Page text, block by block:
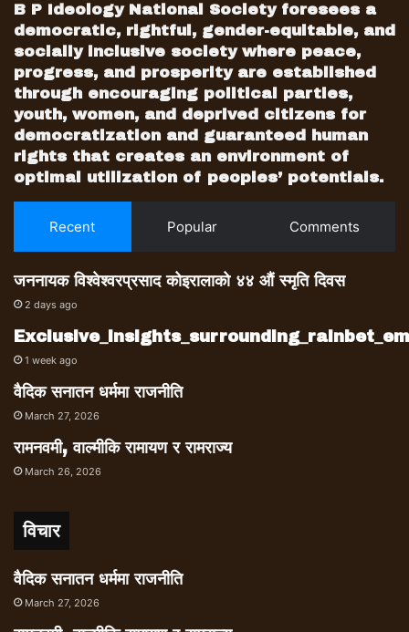
B P Ideology National Society foresees a
democratic, rightful, gender-equitable, and
socially inclusive society where peace,
progress, and prosperity are established
through encouraging political parties,
youth, women, and deprived citizens for
democratization and guaranteed human
rights that creates an environment of
optimal utilization of peoples’ potentials.
Recent Popular Comments
जननायक विश्वेश्वरप्रसाद कोइरालाको ४४ औं स्मृति दिवस
2 days ago
1 week ago
वैदिक सनातन धर्ममा राजनीति
March 27, 2026
रामनवमी, वाल्मीकि रामायण र रामराज्य
March 26, 2026
विचार
वैदिक सनातन धर्ममा राजनीति
March 27, 2026